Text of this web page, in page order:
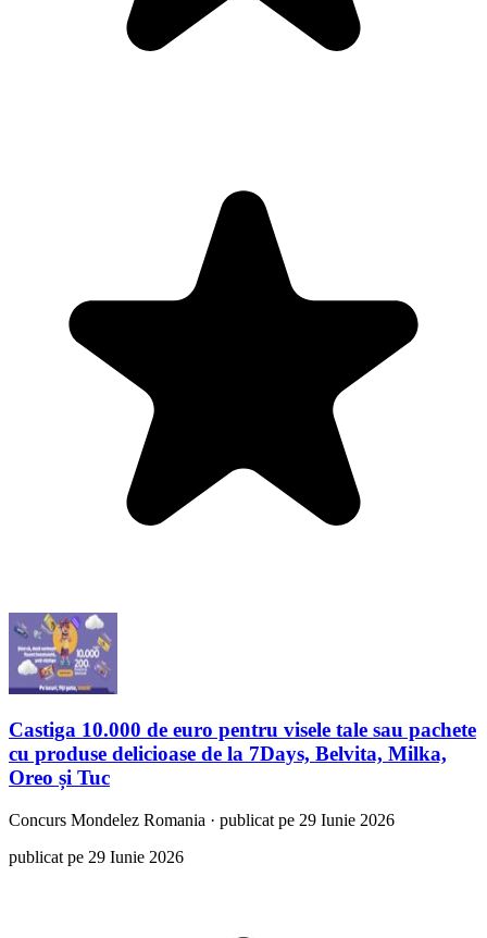
Castiga 10.000 de euro pentru visele tale sau pachete
cu produse delicioase de la 7Days, Belvita, Milka,
Oreo și Tuc
Concurs Mondelez Romania · publicat pe 29 Iunie 2026
publicat pe 29 Iunie 2026